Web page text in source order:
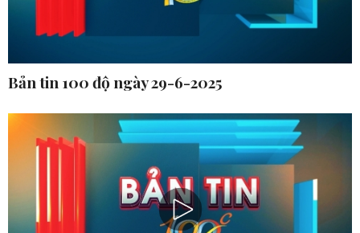
Bản tin 100 độ ngày 29-6-2025